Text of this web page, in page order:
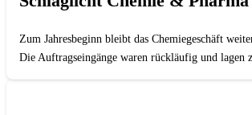
Zum Jahresbeginn bleibt das Chemiegeschäft
Die Auftragseingänge waren rückläufig und lagen